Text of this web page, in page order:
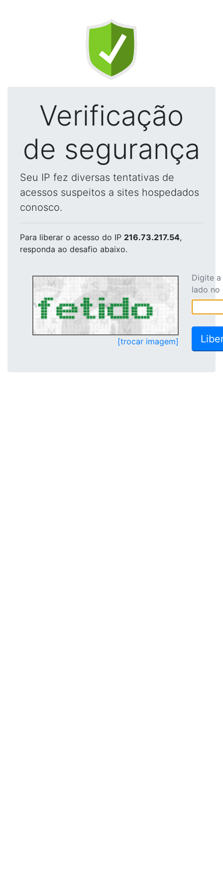
Verificação
de segurança
Seu IP fez diversas tentativas de
acessos suspeitos a sites hospedados
conosco.
Para liberar o acesso do IP 216.73.217.54,
responda ao desafio abaixo.
[trocar imagem]
Digite
lado no